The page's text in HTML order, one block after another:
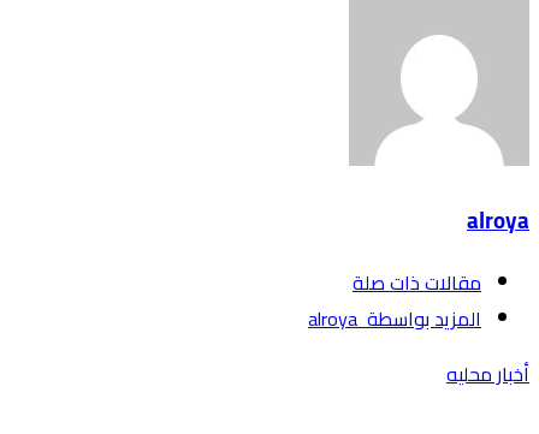
alroya
‫مقالات ذات صلة‬
‫‫المزيد بواسطة‬ ‬ alroya
أخبار محليه